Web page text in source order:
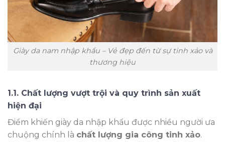
Giày da nam nhập khẩu – Vẻ đẹp đến từ sự tinh xảo và
thương hiệu
1.1. Chất lượng vượt trội và quy trình sản xuất
hiện đại
Điểm khiến giày da nhập khẩu được nhiều người ưa
chuộng chính là chất lượng gia công tinh xảo.